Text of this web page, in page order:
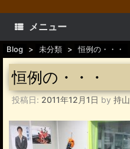
メニュー
Blog > 未分類 > 恒例の・・・
恒例の・・・
投稿日: 2011年12月1日 by 持山